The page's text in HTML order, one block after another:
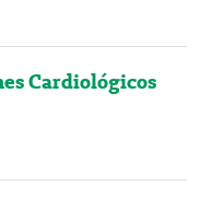
Cardiológicos